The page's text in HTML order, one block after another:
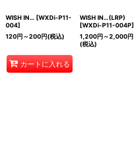
WISH IN… [WXDi-P11-
004]
120円 ～200円(税込)
カートに入れる
WISH IN…(LRP)
[WXDi-P11-004P]
1,200円 ～2,000円
(税込)